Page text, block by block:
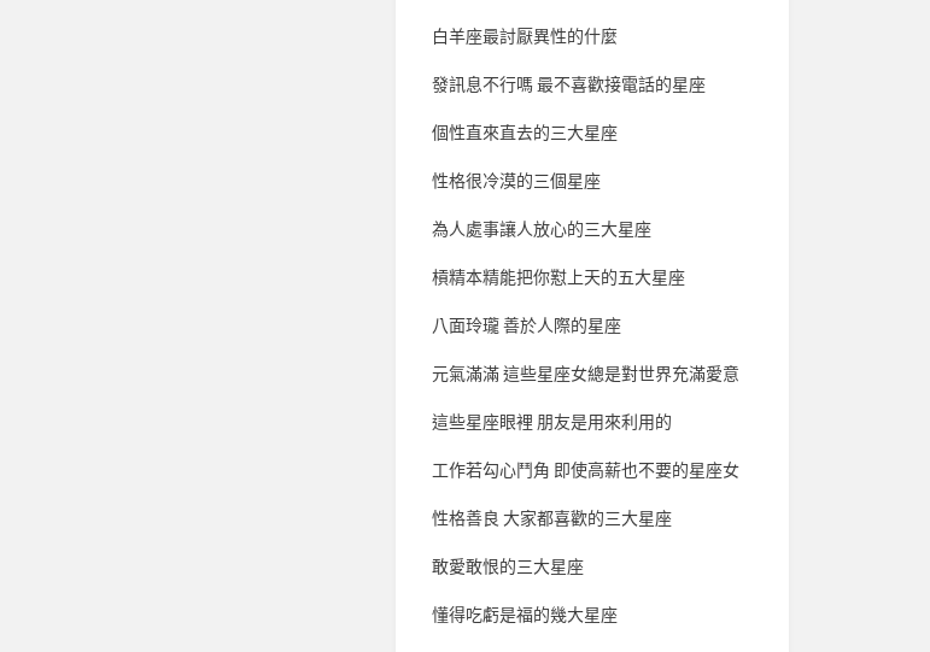
白羊座最討厭異性的什麼
發訊息不行嗎 最不喜歡接電話的星座
個性直來直去的三大星座
性格很冷漠的三個星座
為人處事讓人放心的三大星座
槓精本精能把你懟上天的五大星座
八面玲瓏 善於人際的星座
元氣滿滿 這些星座女總是對世界充滿愛意
這些星座眼裡 朋友是用來利用的
工作若勾心鬥角 即使高薪也不要的星座女
性格善良 大家都喜歡的三大星座
敢愛敢恨的三大星座
懂得吃虧是福的幾大星座